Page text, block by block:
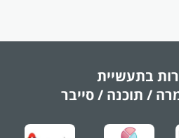
בתעשיית
/ תוכנה / סייבר